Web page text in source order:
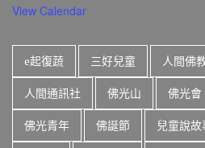
View Calendar
e起復蔬 三好兒童 人間佛
人間通訊社 佛光山 佛光會
佛光青年 佛誕節 兒童說